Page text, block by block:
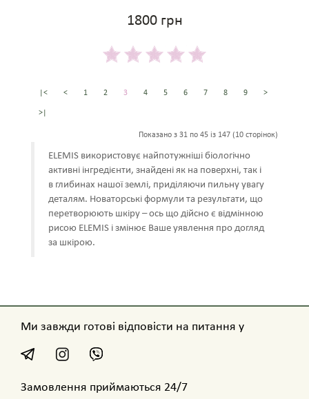
1800 грн
|< < 1 2 3 4 5 6 7 8 9 >
>|
Показано з 31 по 45 із 147 (10 сторінок)
ELEMIS використовує найпотужніші біологічно
активні інгредієнти, знайдені як на поверхні, так і
в глибинах нашої землі, приділяючи пильну увагу
деталям. Новаторські формули та результати, що
перетворюють шкіру – ось що дійсно є відмінною
рисою ELEMIS і змінює Ваше уявлення про догляд
за шкірою.
Ми завжди готові відповісти на питання у
Замовлення приймаються 24/7